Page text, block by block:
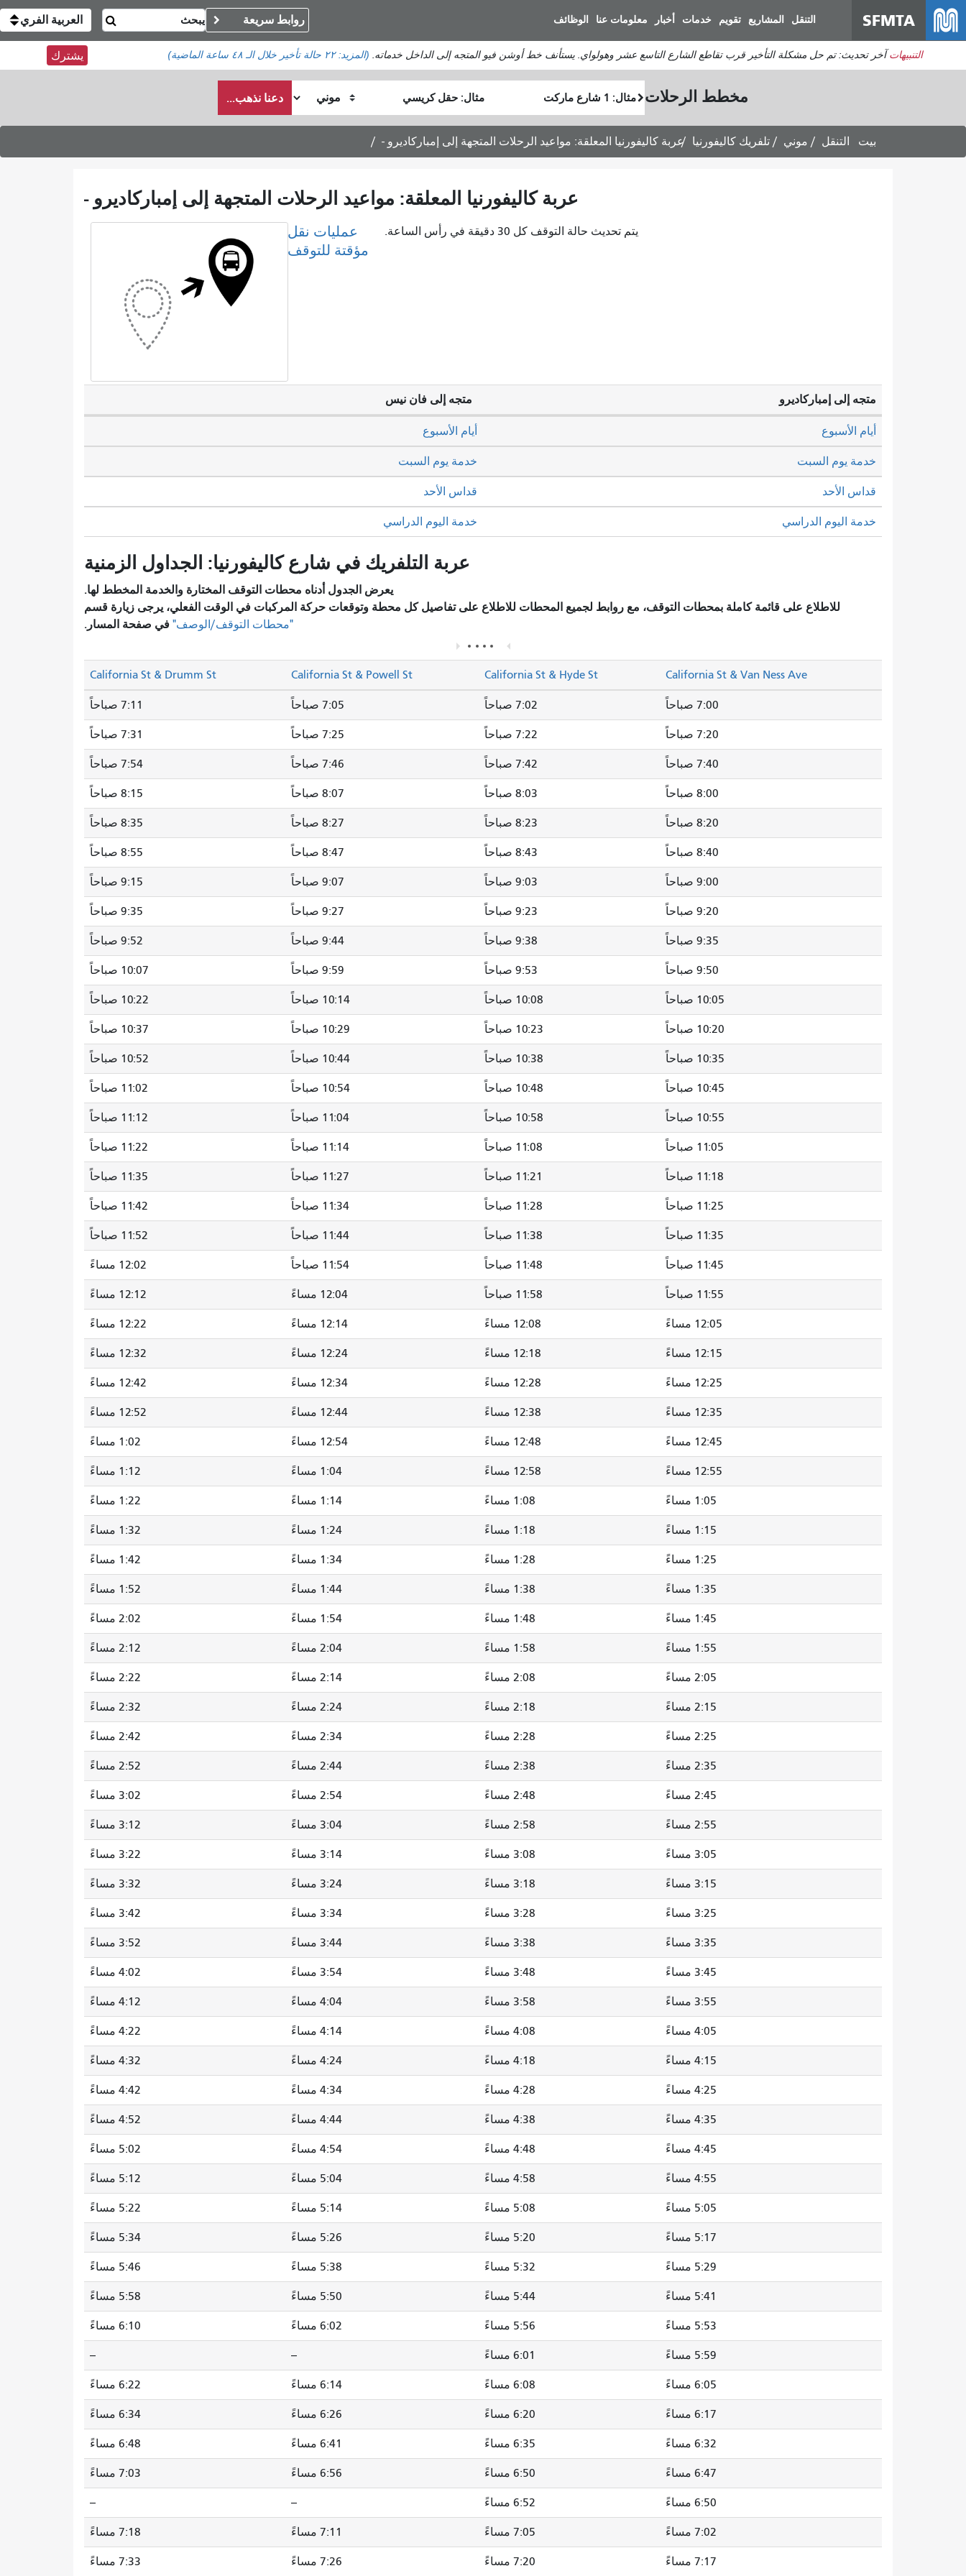
المحتوى
الرئيسي
SFMTA التنقل المشاريع تقويم خدمات أخبار معلومات عنا الوظائف روابط سريعة العربية الفري
التنبيهات آخر تحديث: تم حل مشكلة التأخير قرب تقاطع الشارع التاسع عشر وهولواي. يستأنف خط أوشن فيو المتجه إلى الداخل خدماته. (المزيد:٢٢ حالة تأخير خلال الـ ٤٨ ساعة الماضية) يشترك
مخطط الرحلات
البداية
النهاية
كيف
أرغب
في
السفر
دعنا نذهب...
بيت التنقل موني تلفريك كاليفورنيا عربة كاليفورنيا المعلقة: مواعيد الرحلات المتجهة إلى إمباركاديرو -
عربة كاليفورنيا المعلقة: مواعيد الرحلات المتجهة إلى إمباركاديرو -
عمليات نقل
مؤقتة للتوقف
يتم تحديث حالة التوقف كل 30 دقيقة في رأس الساعة.
متجه إلى إمباركاديرو متجه إلى فان نيس
خدمة يوم السبت خدمة يوم السبت
قداس الأحد قداس الأحد
أيام الأسبوع أيام الأسبوع
خدمة اليوم الدراسي خدمة اليوم الدراسي
عربة التلفريك في شارع كاليفورنيا: الجداول الزمنية
يعرض الجدول أدناه محطات التوقف المختارة والخدمة المخطط لها.
للاطلاع على قائمة كاملة بمحطات التوقف، مع روابط لجميع المحطات للاطلاع على تفاصيل كل محطة وتوقعات حركة المركبات في الوقت الفعلي، يرجى زيارة قسم
"محطات التوقف/الوصف" في صفحة المسار.
California St & Van Ness Ave
California St & Hyde St
California St & Powell St
California St & Drumm St
7:00 صباحاً 7:02 صباحاً 7:05 صباحاً 7:11 صباحاً
7:20 صباحاً 7:22 صباحاً 7:25 صباحاً 7:31 صباحاً
7:40 صباحاً 7:42 صباحاً 7:46 صباحاً 7:54 صباحاً
8:00 صباحاً 8:03 صباحاً 8:07 صباحاً 8:15 صباحاً
8:20 صباحاً 8:23 صباحاً 8:27 صباحاً 8:35 صباحاً
8:40 صباحاً 8:43 صباحاً 8:47 صباحاً 8:55 صباحاً
9:00 صباحاً 9:03 صباحاً 9:07 صباحاً 9:15 صباحاً
9:20 صباحاً 9:23 صباحاً 9:27 صباحاً 9:35 صباحاً
9:35 صباحاً 9:38 صباحاً 9:44 صباحاً 9:52 صباحاً
9:50 صباحاً 9:53 صباحاً 9:59 صباحاً 10:07 صباحاً
10:05 صباحاً 10:08 صباحاً 10:14 صباحاً 10:22 صباحاً
10:20 صباحاً 10:23 صباحاً 10:29 صباحاً 10:37 صباحاً
10:35 صباحاً 10:38 صباحاً 10:44 صباحاً 10:52 صباحاً
10:45 صباحاً 10:48 صباحاً 10:54 صباحاً 11:02 صباحاً
10:55 صباحاً 10:58 صباحاً 11:04 صباحاً 11:12 صباحاً
11:05 صباحاً 11:08 صباحاً 11:14 صباحاً 11:22 صباحاً
11:18 صباحاً 11:21 صباحاً 11:27 صباحاً 11:35 صباحاً
11:25 صباحاً 11:28 صباحاً 11:34 صباحاً 11:42 صباحاً
11:35 صباحاً 11:38 صباحاً 11:44 صباحاً 11:52 صباحاً
11:45 صباحاً 11:48 صباحاً 11:54 صباحاً 12:02 مساءً
11:55 صباحاً 11:58 صباحاً 12:04 مساءً 12:12 مساءً
12:05 مساءً 12:08 مساءً 12:14 مساءً 12:22 مساءً
12:15 مساءً 12:18 مساءً 12:24 مساءً 12:32 مساءً
12:25 مساءً 12:28 مساءً 12:34 مساءً 12:42 مساءً
12:35 مساءً 12:38 مساءً 12:44 مساءً 12:52 مساءً
12:45 مساءً 12:48 مساءً 12:54 مساءً 1:02 مساءً
12:55 مساءً 12:58 مساءً 1:04 مساءً 1:12 مساءً
1:05 مساءً 1:08 مساءً 1:14 مساءً 1:22 مساءً
1:15 مساءً 1:18 مساءً 1:24 مساءً 1:32 مساءً
1:25 مساءً 1:28 مساءً 1:34 مساءً 1:42 مساءً
1:35 مساءً 1:38 مساءً 1:44 مساءً 1:52 مساءً
1:45 مساءً 1:48 مساءً 1:54 مساءً 2:02 مساءً
1:55 مساءً 1:58 مساءً 2:04 مساءً 2:12 مساءً
2:05 مساءً 2:08 مساءً 2:14 مساءً 2:22 مساءً
2:15 مساءً 2:18 مساءً 2:24 مساءً 2:32 مساءً
2:25 مساءً 2:28 مساءً 2:34 مساءً 2:42 مساءً
2:35 مساءً 2:38 مساءً 2:44 مساءً 2:52 مساءً
2:45 مساءً 2:48 مساءً 2:54 مساءً 3:02 مساءً
2:55 مساءً 2:58 مساءً 3:04 مساءً 3:12 مساءً
3:05 مساءً 3:08 مساءً 3:14 مساءً 3:22 مساءً
3:15 مساءً 3:18 مساءً 3:24 مساءً 3:32 مساءً
3:25 مساءً 3:28 مساءً 3:34 مساءً 3:42 مساءً
3:35 مساءً 3:38 مساءً 3:44 مساءً 3:52 مساءً
3:45 مساءً 3:48 مساءً 3:54 مساءً 4:02 مساءً
3:55 مساءً 3:58 مساءً 4:04 مساءً 4:12 مساءً
4:05 مساءً 4:08 مساءً 4:14 مساءً 4:22 مساءً
4:15 مساءً 4:18 مساءً 4:24 مساءً 4:32 مساءً
4:25 مساءً 4:28 مساءً 4:34 مساءً 4:42 مساءً
4:35 مساءً 4:38 مساءً 4:44 مساءً 4:52 مساءً
4:45 مساءً 4:48 مساءً 4:54 مساءً 5:02 مساءً
4:55 مساءً 4:58 مساءً 5:04 مساءً 5:12 مساءً
5:05 مساءً 5:08 مساءً 5:14 مساءً 5:22 مساءً
5:17 مساءً 5:20 مساءً 5:26 مساءً 5:34 مساءً
5:29 مساءً 5:32 مساءً 5:38 مساءً 5:46 مساءً
5:41 مساءً 5:44 مساءً 5:50 مساءً 5:58 مساءً
5:53 مساءً 5:56 مساءً 6:02 مساءً 6:10 مساءً
5:59 مساءً 6:01 مساءً --
--
6:05 مساءً 6:08 مساءً 6:14 مساءً 6:22 مساءً
6:17 مساءً 6:20 مساءً 6:26 مساءً 6:34 مساءً
6:32 مساءً 6:35 مساءً 6:41 مساءً 6:48 مساءً
6:47 مساءً 6:50 مساءً 6:56 مساءً 7:03 مساءً
6:50 مساءً 6:52 مساءً --
--
7:02 مساءً 7:05 مساءً 7:11 مساءً 7:18 مساءً
7:17 مساءً 7:20 مساءً 7:26 مساءً 7:33 مساءً